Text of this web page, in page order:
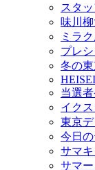
スタッ
味川
ミラ
プレ
冬の
当選
イク
東京
今日
サマ
サマ